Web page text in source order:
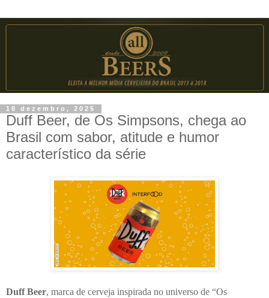
18 dezembro, 2025
Duff Beer, de Os Simpsons, chega ao
Brasil com sabor, atitude e humor
característico da série
Duff Beer, marca de cerveja inspirada no universo de “Os